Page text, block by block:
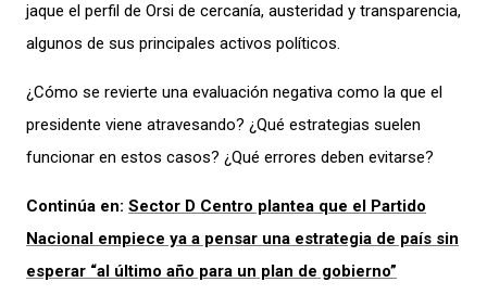
jaque el perfil de Orsi de cercanía, austeridad y transparencia,
algunos de sus principales activos políticos.
¿Cómo se revierte una evaluación negativa como la que el
presidente viene atravesando? ¿Qué estrategias suelen
funcionar en estos casos? ¿Qué errores deben evitarse?
Continúa en: Sector D Centro plantea que el Partido
Nacional empiece ya a pensar una estrategia de país sin
esperar “al último año para un plan de gobierno”